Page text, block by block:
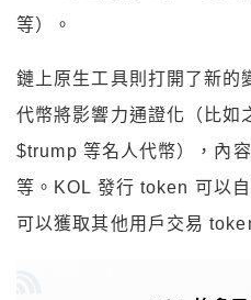
等）。
鏈上原生工具則打開了新的
代幣將影響力通證化（比如
$trump 等名人代幣），內
等。KOL 發行 token 可以
可以獲取其他用戶交易